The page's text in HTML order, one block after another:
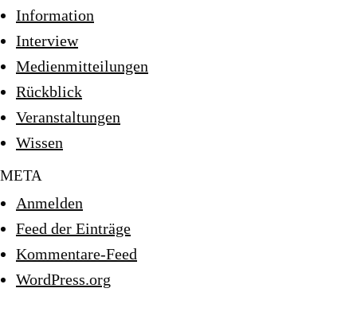
Information
Interview
Medienmitteilungen
Rückblick
Veranstaltungen
Wissen
META
Anmelden
Feed der Einträge
Kommentare-Feed
WordPress.org